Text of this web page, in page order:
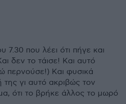
7.30 που λέει ότι πήγε και
δεν το τάισε! Και αυτό
περνούσε!) Και φυσικά
της γι αυτό ακριβώς τον
ότι το βρήκε άλλος το μωρό